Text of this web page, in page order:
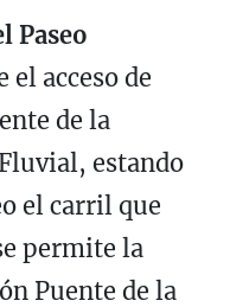
Paseo
el acceso de
de la
estando
el carril que
permite la
Puente de la